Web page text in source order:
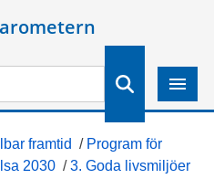
framtid / Program för
2030 /3. Goda livsmiljöer